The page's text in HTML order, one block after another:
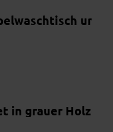
und
in grauer